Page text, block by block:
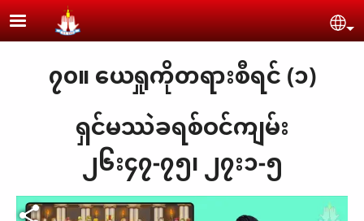
Skip to main content
၇၀။ ယေရှုကိုတရားစီရင် (၁)
ရှင်မဿဲခရစ်ဝင်ကျမ်း
၂၆း၄၇-၇၅၊ ၂၇း၁-၅